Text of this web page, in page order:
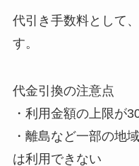
代引き手数料として
す。
代⾦引換の注意点
・利用金額の上限が
・離島など一部の地
は利用できない